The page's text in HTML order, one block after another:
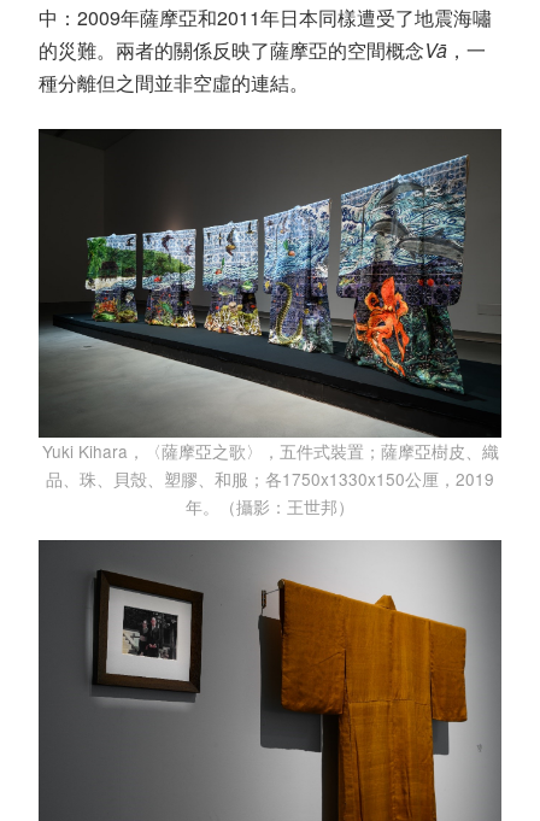
中：2009年薩摩亞和2011年日本同樣遭受了地震海嘯
的災難。兩者的關係反映了薩摩亞的空間概念Vā ，一
種分離但之間並非空虛的連結。
Yuki Kihara，〈薩摩亞之歌〉，五件式裝置；薩摩亞樹皮、織
品、珠、貝殼、塑膠、和服；各1750x1330x150公厘，2019
年。（攝影：王世邦）